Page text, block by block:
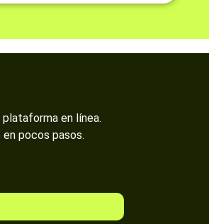
en línea.
pocos pasos.